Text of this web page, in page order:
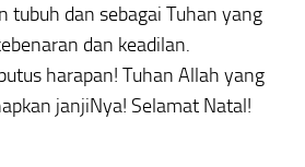
tubuh dan sebagai Tuhan yang
dan keadilan.
harapan! Tuhan Allah yang
janjiNya! Selamat Natal!